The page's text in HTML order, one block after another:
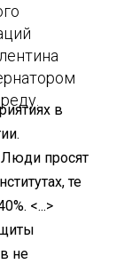
в
просят
те
<...>
не